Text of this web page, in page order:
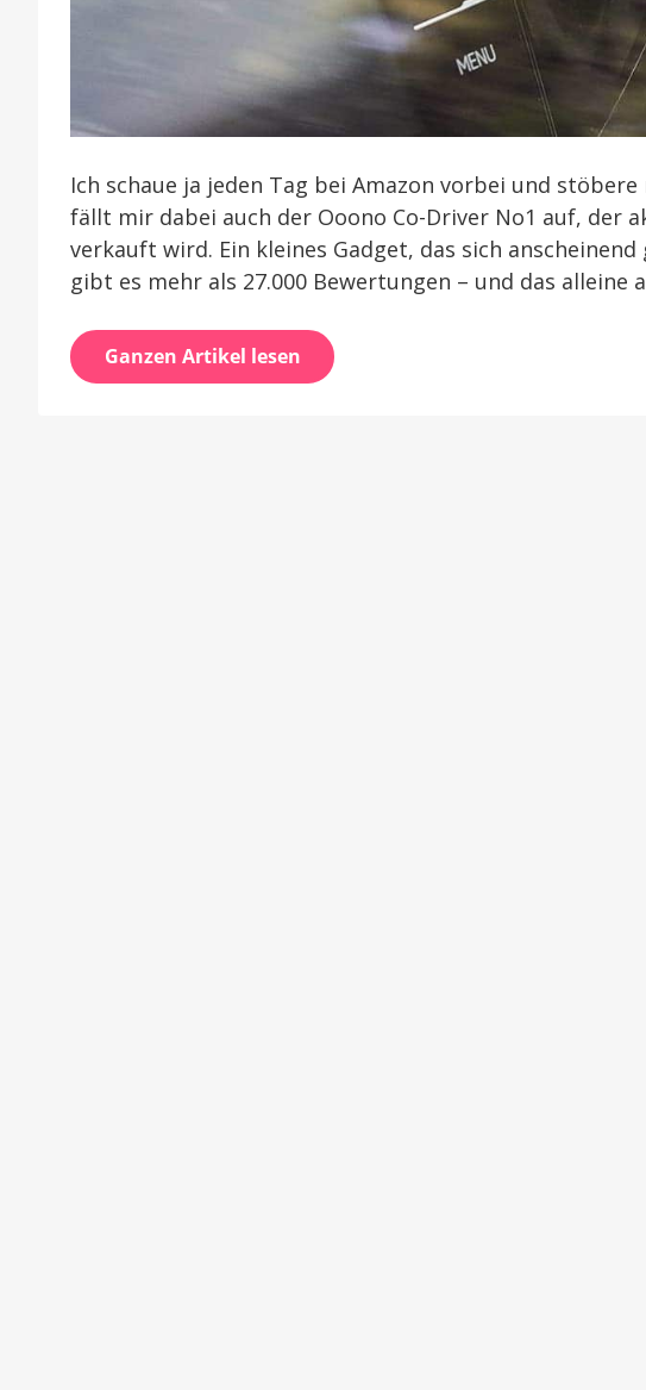
Ich schaue ja jeden Tag bei Amazon vorbei und
fällt mir dabei auch der Ooono Co-Driver No1 auf, der
verkauft wird. Ein kleines Gadget, das sich
gibt es mehr als 27.000 Bewertungen – und das alleine
Ganzen Artikel lesen